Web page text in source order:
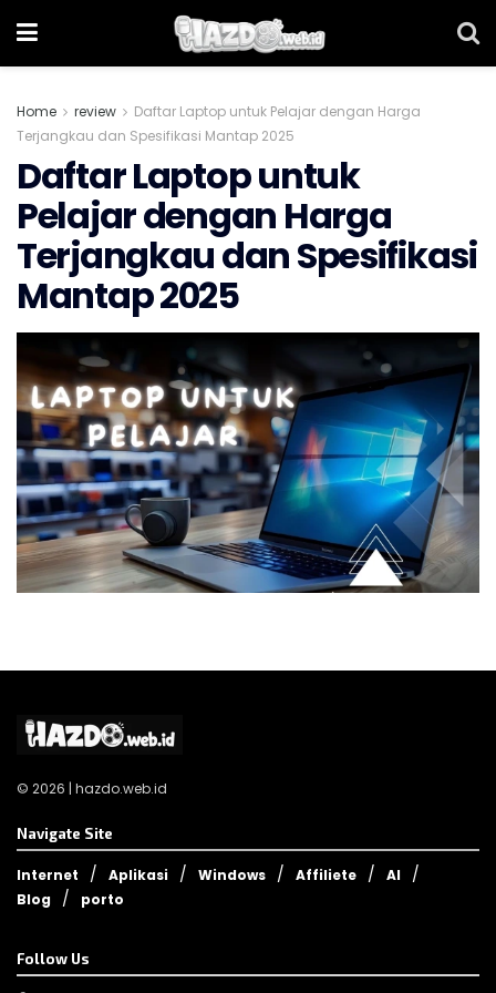
Home review
Daftar Laptop untuk Pelajar dengan Harga
Terjangkau dan Spesifikasi Mantap 2025
Daftar Laptop untuk
Pelajar dengan Harga
Terjangkau dan Spesifikasi
Mantap 2025
© 2026 | hazdo.web.id
Navigate Site
Internet Aplikasi Windows Affiliete
AI
Blog
porto
Follow Us